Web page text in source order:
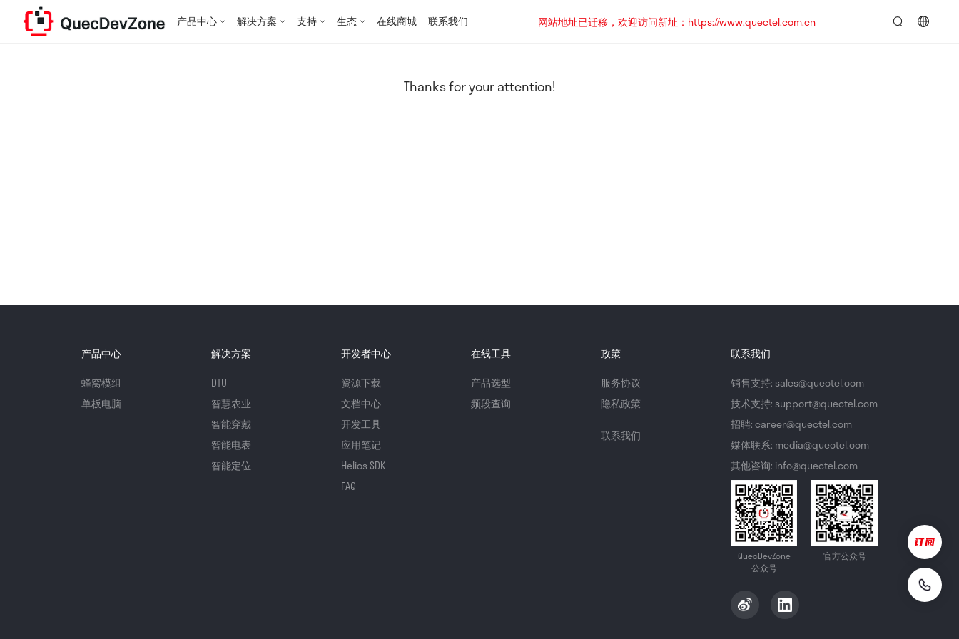
产品中心 解决方案 支持 生态 在线商城 联系我们
网站地址已迁移，欢迎访问新址：https://www.quectel.com.cn
Thanks for your attention!
产品中心
蜂窝模组
单板电脑
解决方案
DTU
智慧农业
智能穿戴
智能电表
智能定位
开发者中心
资源下载
文档中心
开发工具
应用笔记
Helios SDK
FAQ
在线工具
产品选型
频段查询
政策
服务协议
隐私政策
联系我们
联系我们
销售支持: sales@quectel.com
技术支持: support@quectel.com
招聘: career@quectel.com
媒体联系: media@quectel.com
其他咨询: info@quectel.com
QuecDevZone
公众号
官方公众号